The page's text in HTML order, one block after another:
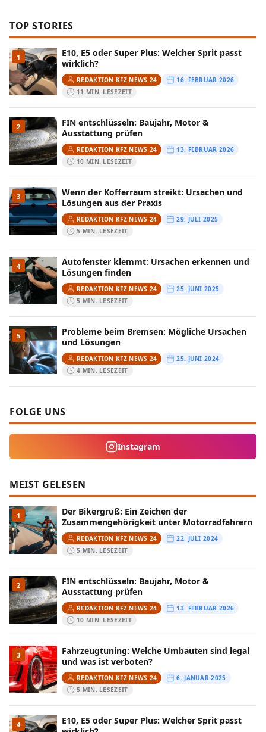
TOP STORIES
1
E10, E5 oder Super Plus: Welcher Sprit passt
wirklich?
REDAKTION KFZ NEWS 24
16. FEBRUAR 2026
11 MIN. LESEZEIT
2
FIN entschlüsseln: Baujahr, Motor &
Ausstattung prüfen
REDAKTION KFZ NEWS 24
13. FEBRUAR 2026
10 MIN. LESEZEIT
3
Wenn der Kofferraum streikt: Ursachen und
Lösungen aus der Praxis
REDAKTION KFZ NEWS 24
29. JULI 2025
5 MIN. LESEZEIT
4
Autofenster klemmt: Ursachen erkennen und
Lösungen finden
REDAKTION KFZ NEWS 24
25. JUNI 2025
5 MIN. LESEZEIT
5
Probleme beim Bremsen: Mögliche Ursachen
und Lösungen
REDAKTION KFZ NEWS 24
25. JUNI 2024
4 MIN. LESEZEIT
FOLGE UNS
Instagram
MEIST GELESEN
1
Der Bikergruß: Ein Zeichen der
Zusammengehörigkeit unter Motorradfahrern
REDAKTION KFZ NEWS 24
22. JULI 2024
5 MIN. LESEZEIT
2
FIN entschlüsseln: Baujahr, Motor &
Ausstattung prüfen
REDAKTION KFZ NEWS 24
13. FEBRUAR 2026
10 MIN. LESEZEIT
3
Fahrzeugtuning: Welche Umbauten sind legal
und was ist verboten?
REDAKTION KFZ NEWS 24
6. JANUAR 2025
5 MIN. LESEZEIT
4
E10, E5 oder Super Plus: Welcher Sprit passt